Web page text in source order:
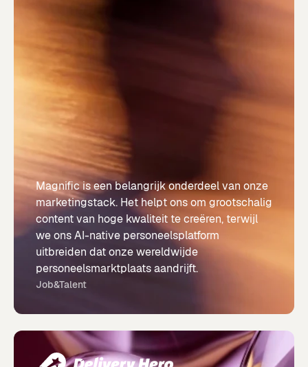
Magnific is een belangrijk onderdeel van onze
marketingstack. Het helpt ons om grootschalig
content van hoge kwaliteit te creëren, terwijl
we ons AI-native personeelsplatform
uitbreiden dat onze wereldwijde
personeelsmarktplaats aandrijft.
Job&Talent